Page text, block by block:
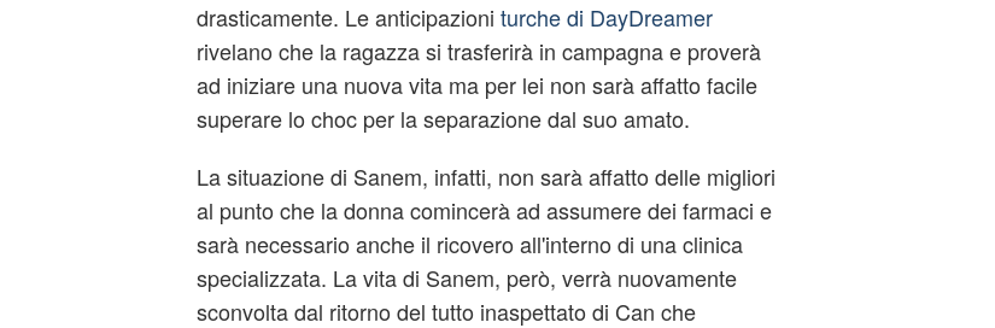
drasticamente. Le anticipazioni turche di DayDreamer
rivelano che la ragazza si trasferirà in campagna e proverà
ad iniziare una nuova vita ma per lei non sarà affatto facile
superare lo choc per la separazione dal suo amato.
La situazione di Sanem, infatti, non sarà affatto delle migliori
al punto che la donna comincerà ad assumere dei farmaci e
sarà necessario anche il ricovero all'interno di una clinica
specializzata. La vita di Sanem, però, verrà nuovamente
sconvolta dal ritorno del tutto inaspettato di Can che